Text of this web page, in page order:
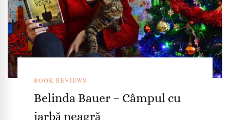
BOOK REVIEWS
Belinda Bauer – Câmpul cu
iarbă neagră